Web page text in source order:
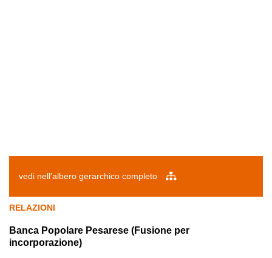
vedi nell'albero gerarchico completo
RELAZIONI
Banca Popolare Pesarese (Fusione per
incorporazione)